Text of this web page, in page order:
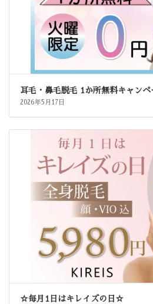
耳毛・鼻毛脱毛 1か所無料キャンペ
2026年5月17日
☆毎月1日はキレイズの日☆